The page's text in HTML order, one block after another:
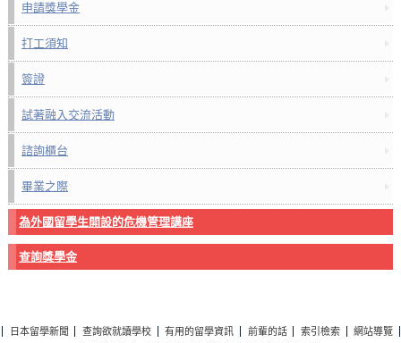
申請獎學金
打工須知
簽證
試著融入交流活動
諮詢櫃台
畢業之際
為外國留學生開設的危機管理講座
查詢獎學金
日本留學新聞 查詢欲就讀學校 有用的留學資訊 前輩的話 索引檢索
網站導覽